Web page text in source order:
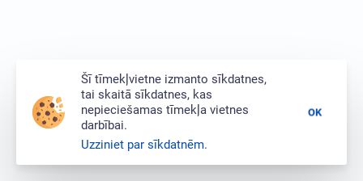
Šī tīmekļvietne izmanto sīkdatnes,
tai skaitā sīkdatnes, kas
nepieciešamas tīmekļa vietnes
darbībai.
Uzziniet par sīkdatnēm.
OK